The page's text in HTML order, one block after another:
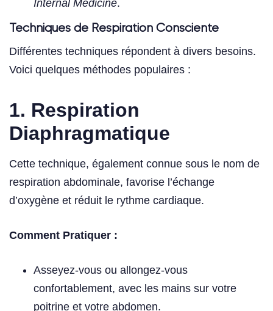
Internal Medicine.
Techniques de Respiration Consciente
Différentes techniques répondent à divers besoins.
Voici quelques méthodes populaires :
1. Respiration
Diaphragmatique
Cette technique, également connue sous le nom de
respiration abdominale, favorise l’échange
d’oxygène et réduit le rythme cardiaque.
Comment Pratiquer :
Asseyez-vous ou allongez-vous
confortablement, avec les mains sur votre
poitrine et votre abdomen.